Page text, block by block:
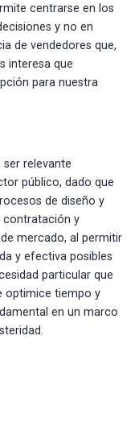
centrarse en los
y no en
de vendedores que,
interesa que
para nuestra
ser relevante
público, dado que
de diseño y
contratación y
mercado, al permitir
y efectiva posibles
particular que
optimice tiempo y
en un marco